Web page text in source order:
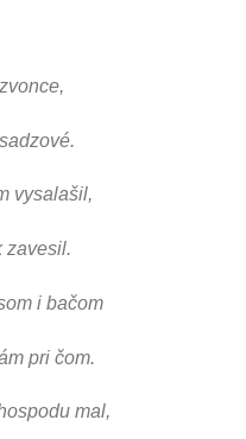
vysalašil,
zavesil.
i bačom
pri čom.
mal,